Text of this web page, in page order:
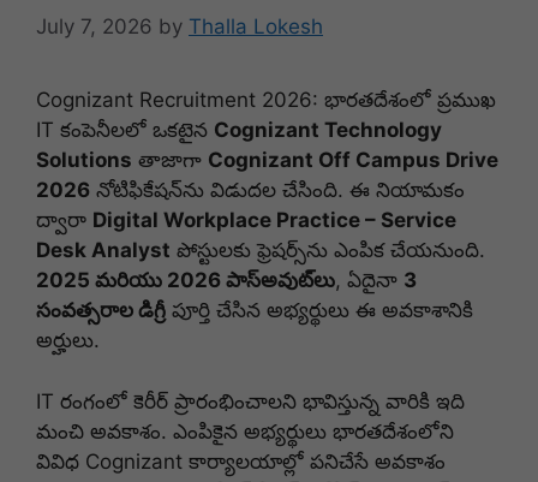
July 7, 2026 by Thalla Lokesh
Cognizant Recruitment 2026: భారతదేశంలో ప్రముఖ
IT కంపెనీలలో ఒకటైన Cognizant Technology
Solutions తాజాగా Cognizant Off Campus Drive
2026 నోటిఫికేషన్‌ను విడుదల చేసింది. ఈ నియామకం
ద్వారా Digital Workplace Practice – Service
Desk Analyst పోస్టులకు ఫ్రెషర్స్‌ను ఎంపిక చేయనుంది.
2025 మరియు 2026 పాస్‌అవుట్‌లు, ఏదైనా 3
సంవత్సరాల డిగ్రీ పూర్తి చేసిన అభ్యర్థులు ఈ అవకాశానికి
అర్హులు.
IT రంగంలో కెరీర్ ప్రారంభించాలని భావిస్తున్న వారికి ఇది
మంచి అవకాశం. ఎంపికైన అభ్యర్థులు భారతదేశంలోని
వివిధ Cognizant కార్యాలయాల్లో పనిచేసే అవకాశం